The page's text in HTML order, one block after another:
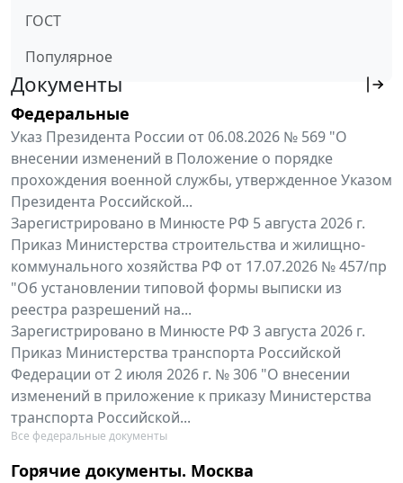
ГОСТ
Популярное
Документы
Федеральные
Указ Президента России от 06.08.2026 № 569 "О
внесении изменений в Положение о порядке
прохождения военной службы, утвержденное Указом
Президента Российской...
Зарегистрировано в Минюсте РФ 5 августа 2026 г.
Приказ Министерства строительства и жилищно-
коммунального хозяйства РФ от 17.07.2026 № 457/пр
"Об установлении типовой формы выписки из
реестра разрешений на...
Зарегистрировано в Минюсте РФ 3 августа 2026 г.
Приказ Министерства транспорта Российской
Федерации от 2 июля 2026 г. № 306 "О внесении
изменений в приложение к приказу Министерства
транспорта Российской...
Все федеральные документы
Горячие документы. Москва